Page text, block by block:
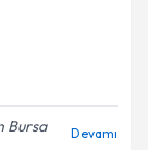
talebi
için bir
Bursa
Devamı